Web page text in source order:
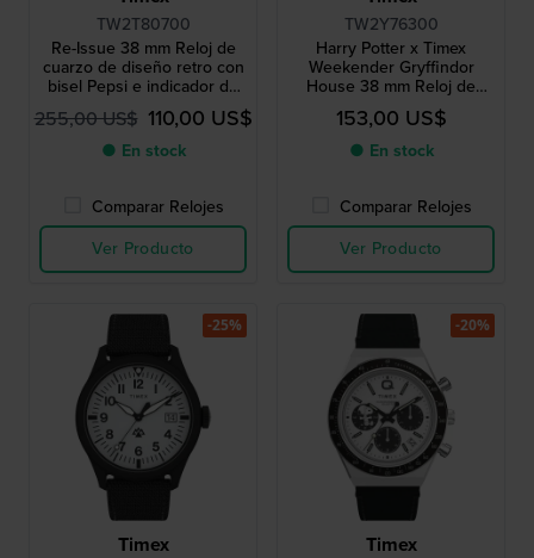
TW2T80700
Re-Issue 38 mm Reloj de
cuarzo de diseño retro con
bisel Pepsi e indicador de
día y fecha
255,00 US$ 110,00 US$
● En stock
Comparar Relojes
Ver Producto
TW2Y76300
Harry Potter x Timex
Weekender Gryffindor
House 38 mm Reloj de
edición especial con 1 de
las 4 casas como
retroiluminación
153,00 US$
● En stock
Comparar Relojes
Ver Producto
Timex
-25%
Timex
-20%